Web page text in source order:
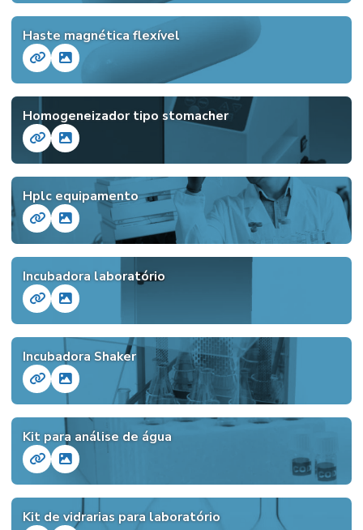
Haste magnética flexível
Homogeneizador tipo stomacher
Hplc equipamento
Incubadora laboratório
Incubadora Shaker
Kit para análise de água
Kit de vidrarias para laboratório